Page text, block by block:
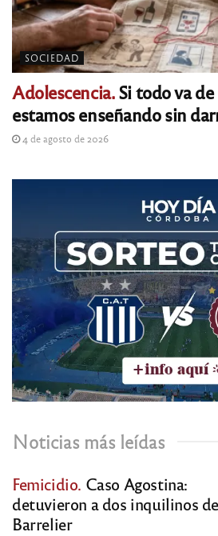
SOCIEDAD
Adolescencia.Si todo va
estamos enseñando sin
4 de agosto de 2026
Noticias más leídas
Femicidio. Caso Agostina:
detuvieron a dos inquilinos de
Barrelier